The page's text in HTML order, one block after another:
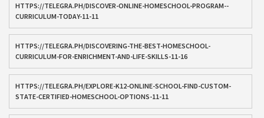
HTTPS://TELEGRA.PH/DISCOVER-ONLINE-HOMESCHOOL-PROGRAM--
CURRICULUM-TODAY-11-11
HTTPS://TELEGRA.PH/DISCOVERING-THE-BEST-HOMESCHOOL-
CURRICULUM-FOR-ENRICHMENT-AND-LIFE-SKILLS-11-16
HTTPS://TELEGRA.PH/EXPLORE-K12-ONLINE-SCHOOL-FIND-CUSTOM-
STATE-CERTIFIED-HOMESCHOOL-OPTIONS-11-11